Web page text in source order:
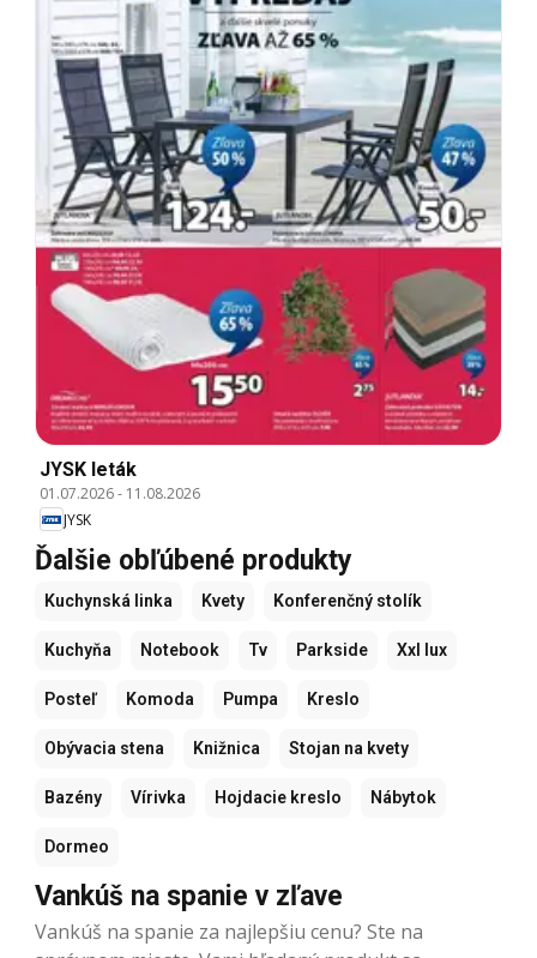
JYSK leták
01.07.2026- 11.08.2026
JYSK
Ďalšie obľúbené produkty
Kuchynská linka Kvety Konferenčný stolík
Kuchyňa Notebook Tv Parkside Xxl lux
Posteľ Komoda Pumpa Kreslo
Obývacia stena Knižnica Stojan na kvety
Bazény Vírivka Hojdacie kreslo Nábytok
Dormeo
Vankúš na spanie v zľave
Vankúš na spanie za najlepšiu cenu? Ste na